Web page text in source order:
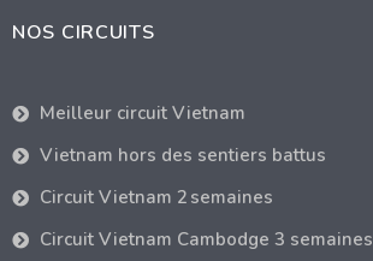
NOS CIRCUITS
Meilleur circuit Vietnam
Vietnam hors des sentiers battus
Circuit Vietnam 2 semaines
Circuit Vietnam Cambodge 3 semaines